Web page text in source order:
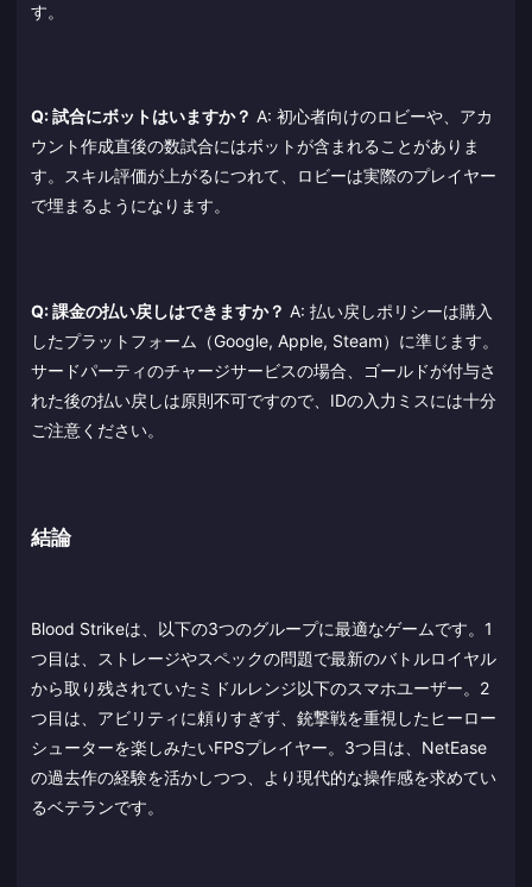
す。
Q: 試合にボットはいますか？ A: 初心者向けのロビーや、アカ
ウント作成直後の数試合にはボットが含まれることがありま
す。スキル評価が上がるにつれて、ロビーは実際のプレイヤー
で埋まるようになります。
Q: 課金の払い戻しはできますか？ A: 払い戻しポリシーは購入
したプラットフォーム（Google, Apple, Steam）に準じます。
サードパーティのチャージサービスの場合、ゴールドが付与さ
れた後の払い戻しは原則不可ですので、IDの入力ミスには十分
ご注意ください。
結論
Blood Strikeは、以下の3つのグループに最適なゲームです。1
つ目は、ストレージやスペックの問題で最新のバトルロイヤル
から取り残されていたミドルレンジ以下のスマホユーザー。2
つ目は、アビリティに頼りすぎず、銃撃戦を重視したヒーロー
シューターを楽しみたいFPSプレイヤー。3つ目は、NetEase
の過去作の経験を活かしつつ、より現代的な操作感を求めてい
るベテランです。